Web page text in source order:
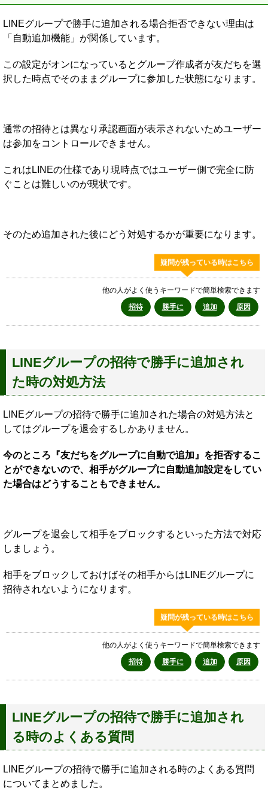
LINEグループで勝手に追加される場合拒否できない理由は
「自動追加機能」が関係しています。
この設定がオンになっているとグループ作成者が友だちを選
択した時点でそのままグループに参加した状態になります。
通常の招待とは異なり承認画面が表示されないためユーザー
は参加をコントロールできません。
これはLINEの仕様であり現時点ではユーザー側で完全に防
ぐことは難しいのが現状です。
そのため追加された後にどう対処するかが重要になります。
疑問が残っている時はこちら
他の人がよく使うキーワードで簡単検索できます
招待
勝手に 追加 原因
LINEグループの招待で勝手に追加され
た時の対処方法
LINEグループの招待で勝手に追加された場合の対処方法と
してはグループを退会するしかありません。
今のところ『友だちをグループに自動で追加』を拒否するこ
とができないので、相手がグループに自動追加設定をしてい
た場合はどうすることもできません。
グループを退会して相手をブロックするといった方法で対応
しましょう。
相手をブロックしておけばその相手からはLINEグループに
招待されないようになります。
疑問が残っている時はこちら
他の人がよく使うキーワードで簡単検索できます
招待
勝手に 追加 原因
LINEグループの招待で勝手に追加され
る時のよくある質問
LINEグループの招待で勝手に追加される時のよくある質問
についてまとめました。